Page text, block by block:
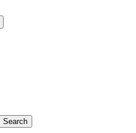
Search